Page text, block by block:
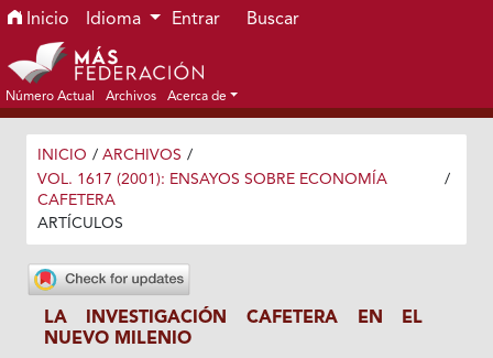
Ir al menú de navegación principal
Ir al contenido principal
Ir al pie de página del sitio
Inicio Idioma Entrar Buscar
Número Actual Archivos Acerca de
INICIO / ARCHIVOS /
VOL. 1617 (2001): ENSAYOS SOBRE ECONOMÍA
CAFETERA
/
ARTÍCULOS
LA INVESTIGACIÓN CAFETERA EN EL
NUEVO MILENIO